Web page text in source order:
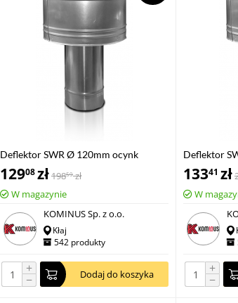
Deflektor SWR Ø 120mm ocynk
12908zł19859 zł
W magazynie
KOMINUS Sp. z o.o.
Kłaj
542 produkty
+
− Dodaj do koszyka
Deflektor
13341 zł
W
+
−